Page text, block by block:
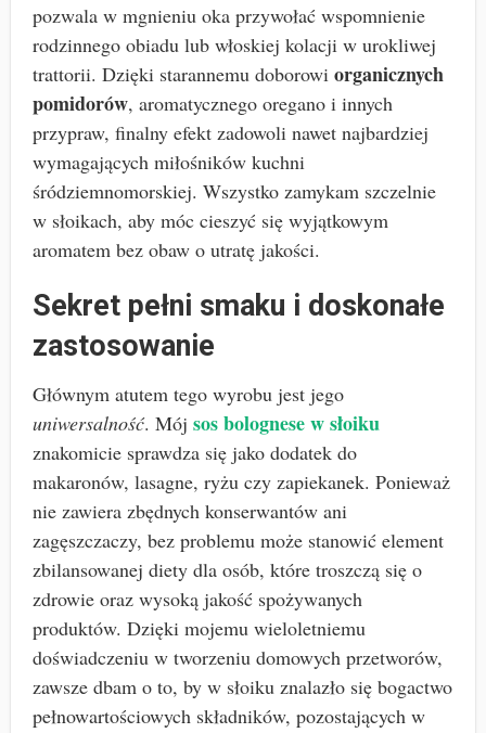
pozwala w mgnieniu oka przywołać wspomnienie
rodzinnego obiadu lub włoskiej kolacji w urokliwej
trattorii. Dzięki starannemu doborowi organicznych
pomidorów, aromatycznego oregano i innych
przypraw, finalny efekt zadowoli nawet najbardziej
wymagających miłośników kuchni
śródziemnomorskiej. Wszystko zamykam szczelnie
w słoikach, aby móc cieszyć się wyjątkowym
aromatem bez obaw o utratę jakości.
Sekret pełni smaku i doskonałe
zastosowanie
Głównym atutem tego wyrobu jest jego
uniwersalność. Mój sos bolognese w słoiku
znakomicie sprawdza się jako dodatek do
makaronów, lasagne, ryżu czy zapiekanek. Ponieważ
nie zawiera zbędnych konserwantów ani
zagęszczaczy, bez problemu może stanowić element
zbilansowanej diety dla osób, które troszczą się o
zdrowie oraz wysoką jakość spożywanych
produktów. Dzięki mojemu wieloletniemu
doświadczeniu w tworzeniu domowych przetworów,
zawsze dbam o to, by w słoiku znalazło się bogactwo
pełnowartościowych składników, pozostających w